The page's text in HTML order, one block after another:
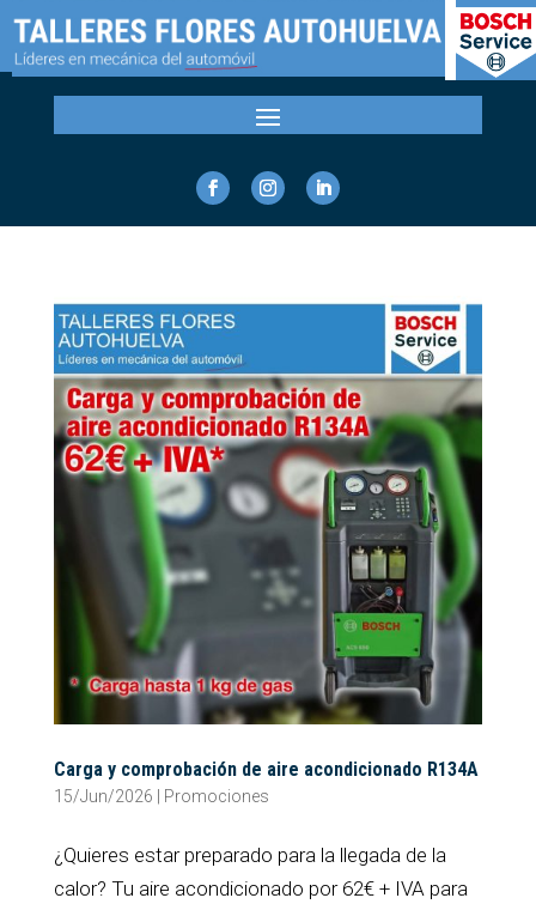
Carga y comprobación de aire acondicionado R134A
15/Jun/2026 Promociones
¿Quieres estar preparado para la llegada de la
calor? Tu aire acondicionado por 62€ + IVA para